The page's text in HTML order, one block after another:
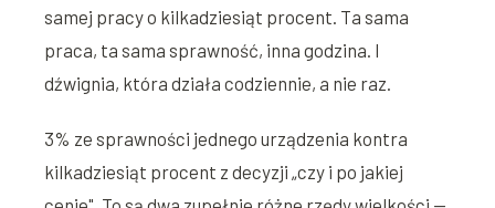
samej pracy o kilkadziesiąt procent. Ta sama
praca, ta sama sprawność, inna godzina. I
dźwignia, która działa codziennie, a nie raz.
3% ze sprawności jednego urządzenia kontra
kilkadziesiąt procent z decyzji „czy i po jakiej